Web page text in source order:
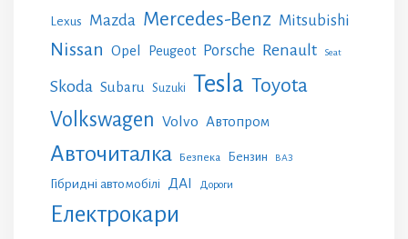
Lexus Mazda Mercedes-Benz Mitsubishi
Nissan Opel Peugeot Porsche Renault Seat
Skoda Subaru Suzuki Tesla Toyota
Volkswagen Volvo Автопром
Авточиталка Безпека Бензин ВАЗ
Гібридні автомобілі ДАІ Дороги
Електрокари